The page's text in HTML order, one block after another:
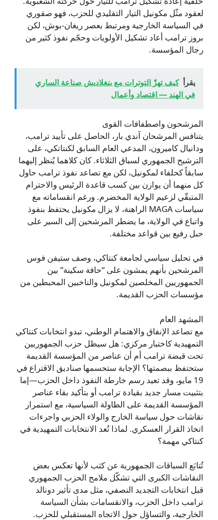
لعقود مثّل مكونيل التيار التقليدي للحزب، فهو صقوري
في السياسة الخارجية ومرتبط بعصر ريغان-بوش، لكن
بروز ترامب أعاد تشكيل الأولويات وحجّم نفوذ كثير من
رجال المؤسسة.
يقرأ كيف تهزّ التوترات مع بنغلاديش صناعة الساري
في الهند — اقتصاد وأعمال
المرشحون واصطفافات القوى
يتنافس المرشحان آندي بار، الحاصل على تأييد ترامب،
ودانيال كاميرون، المدعي العام السابق لكنتاتكي، على
الترشيح الجمهوري لسباق الثلاثاء. كان كلاهما يُنظر إليهما
سابقاً كحلفاء لمكونيل، لكن مع تصاعد نفوذ ترامب حاول
كل منهما أن يوازن بين كسب قاعدة الرئيس والاحترام
المتبقّي لزعيم الولاية المخضرم. ورغم انقساماته مع
سياسات MAGA الراهنة، لا يزال مكونيل يحتفظ بنفوذ
واتباع في الولاية، ما يضطر المرشحين إلى السير على
حبل رفيع بين قواعد مختلفة.
في تحليل سياسي لجامعة كنتاكي، وصف ستيفن فوس
المرشحين بأنهم يمشون على “حافة سكينة” بين
الجمهوريين المخلصين لمكونيل والناخبين المحبطين من
مؤسسات الحزب القديمة.
المشهد العام
مع تصاعد الإنفاق والاهتمام الوطني، تبدو انتخابات كنتاكي
التمهيدية كاختبار مركزي: هل سيظل حزب الجمهوريين
تحت قبضة ترامب أم أن عناصر من المؤسسة القديمة
ستحتفظ ببصمتها؟ الإجابة ستحسمها صناديق الاقتراع في
19 مايو، وقد تعيد رسم خارطة النفوذ داخل الحزب—إما
بتثبيت مسار جديد بقيادة ترامب أو بتأكيد بقاء عناصر
المؤسسة القديمة على الطاولة السياسية، مع استمرار
نقاشات حول سياسة الخارج والولاء الحزبي واجرءات
اتخاذ القرار العسكري. لماذا تُعد الانتخابات التمهيدية في
كنتاكي مهمة؟
تُتابَع السباقات الجمهورية عن كثب لأنها تعكس بعض
النقاشات الكبرى التي تشكّل ملامح الحزب الجمهوري
قبل انتخابات التجديد النصفي، مثل مدى تأثير دونالد
ترامب داخل الحزب، والانقسامات بشأن السياسة
الخارجية، والتساؤل حول الاتجاه المستقبلي للحزب.